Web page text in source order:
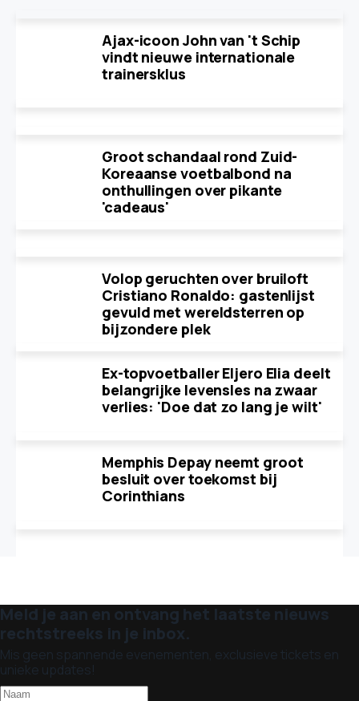
Ajax-icoon John van 't Schip
vindt nieuwe internationale
trainersklus
Groot schandaal rond Zuid-
Koreaanse voetbalbond na
onthullingen over pikante
'cadeaus'
Volop geruchten over bruiloft
Cristiano Ronaldo: gastenlijst
gevuld met wereldsterren op
bijzondere plek
Ex-topvoetballer Eljero Elia deelt
belangrijke levensles na zwaar
verlies: 'Doe dat zo lang je wilt'
Memphis Depay neemt groot
besluit over toekomst bij
Corinthians
Meld je aan en ontvang het laatste nieuws
rechtstreeks in je inbox.
Mis geen spannende evenementen, exclusieve tickets en
unieke updates!